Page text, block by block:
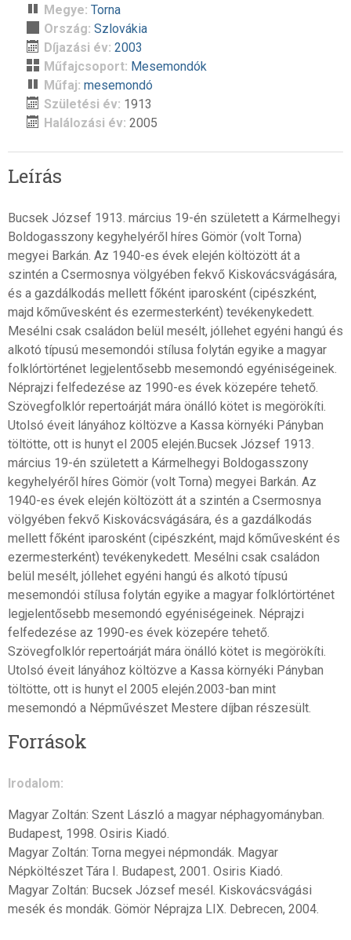
Megye: Torna
Ország: Szlovákia
Díjazási év: 2003
Műfajcsoport: Mesemondók
Műfaj: mesemondó
Születési év: 1913
Halálozási év: 2005
Leírás
Bucsek József 1913. március 19-én született a Kármelhegyi
Boldogasszony kegyhelyéről híres Gömör (volt Torna)
megyei Barkán. Az 1940-es évek elején költözött át a
szintén a Csermosnya völgyében fekvő Kiskovácsvágására,
és a gazdálkodás mellett főként iparosként (cipészként,
majd kőművesként és ezermesterként) tevékenykedett.
Mesélni csak családon belül mesélt, jóllehet egyéni hangú és
alkotó típusú mesemondói stílusa folytán egyike a magyar
folklórtörténet legjelentősebb mesemondó egyéniségeinek.
Néprajzi felfedezése az 1990-es évek közepére tehető.
Szövegfolklór repertoárját mára önálló kötet is megörökíti.
Utolsó éveit lányához költözve a Kassa környéki Pányban
töltötte, ott is hunyt el 2005 elején.Bucsek József 1913.
március 19-én született a Kármelhegyi Boldogasszony
kegyhelyéről híres Gömör (volt Torna) megyei Barkán. Az
1940-es évek elején költözött át a szintén a Csermosnya
völgyében fekvő Kiskovácsvágására, és a gazdálkodás
mellett főként iparosként (cipészként, majd kőművesként és
ezermesterként) tevékenykedett. Mesélni csak családon
belül mesélt, jóllehet egyéni hangú és alkotó típusú
mesemondói stílusa folytán egyike a magyar folklórtörténet
legjelentősebb mesemondó egyéniségeinek. Néprajzi
felfedezése az 1990-es évek közepére tehető.
Szövegfolklór repertoárját mára önálló kötet is megörökíti.
Utolsó éveit lányához költözve a Kassa környéki Pányban
töltötte, ott is hunyt el 2005 elején.2003-ban mint
mesemondó a Népművészet Mestere díjban részesült.
Források
Irodalom:
Magyar Zoltán: Szent László a magyar néphagyományban.
Budapest, 1998. Osiris Kiadó.
Magyar Zoltán: Torna megyei népmondák. Magyar
Népköltészet Tára I. Budapest, 2001. Osiris Kiadó.
Magyar Zoltán: Bucsek József mesél. Kiskovácsvágási
mesék és mondák. Gömör Néprajza LIX. Debrecen, 2004.